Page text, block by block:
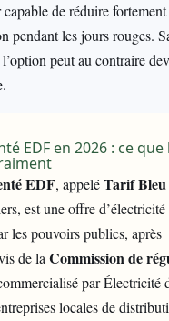
de réduire fortement
pendant les jours rouges.
peut au contraire
EDF en 2026 : ce que
EDF, appeléTarif
est une offre
les pouvoirs publics, après
de la Commission de
par Électricité
locales de